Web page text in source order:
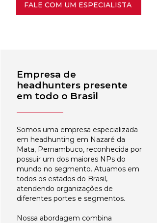
FALE COM UM ESPECIALISTA
Empresa de
headhunters presente
em todo o Brasil
Somos uma empresa especializada
em headhunting em Nazaré da
Mata, Pernambuco, reconhecida por
possuir um dos maiores NPs do
mundo no segmento. Atuamos em
todos os estados do Brasil,
atendendo organizações de
diferentes portes e segmentos.
Nossa abordagem combina